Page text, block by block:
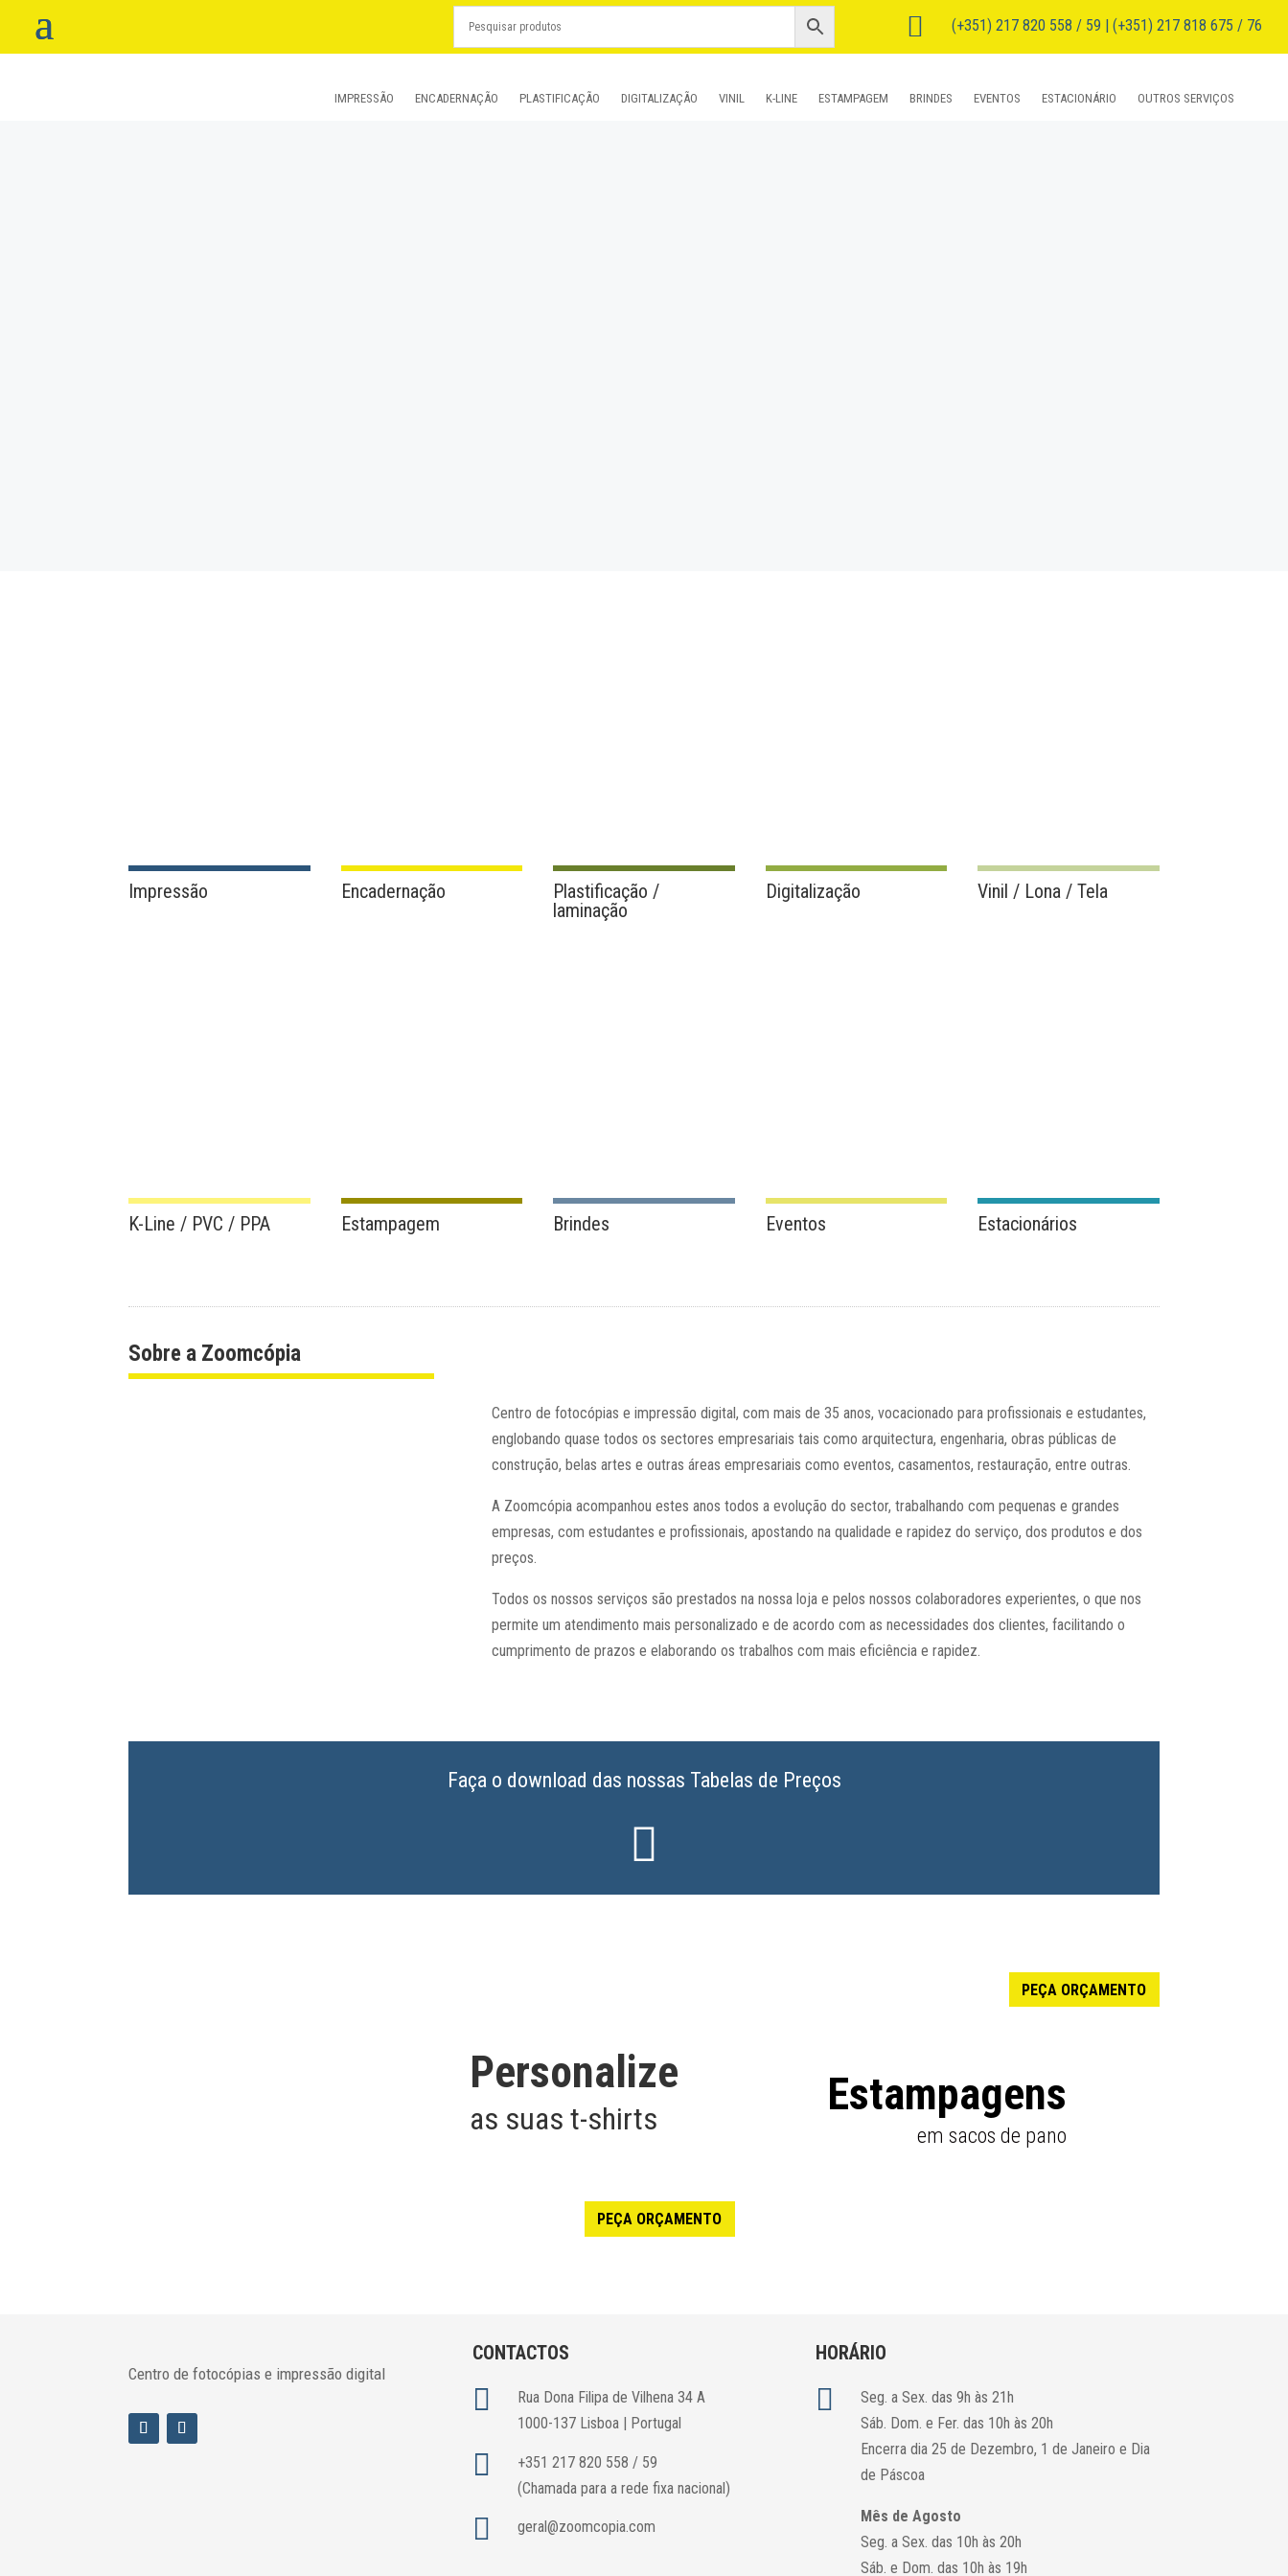
 (+351) 217 820 558 / 59 | (+351) 217 818 675 / 76
IMPRESSÃO ENCADERNAÇÃO PLASTIFICAÇÃO DIGITALIZAÇÃO VINIL K-LINE ESTAMPAGEM BRINDES EVENTOS ESTACIONÁRIO OUTROS SERVIÇOS
Impressão Encadernação
Plastificação /
laminação
Digitalização Vinil / Lona / Tela
K-Line / PVC / PPA Estampagem Brindes Eventos Estacionários
Sobre a Zoomcópia
Centro de fotocópias e impressão digital, com mais de 35 anos, vocacionado para profissionais e estudantes,
englobando quase todos os sectores empresariais tais como arquitectura, engenharia, obras públicas de
construção, belas artes e outras áreas empresariais como eventos, casamentos, restauração, entre outras.
A Zoomcópia acompanhou estes anos todos a evolução do sector, trabalhando com pequenas e grandes
empresas, com estudantes e profissionais, apostando na qualidade e rapidez do serviço, dos produtos e dos
preços.
Todos os nossos serviços são prestados na nossa loja e pelos nossos colaboradores experientes, o que nos
permite um atendimento mais personalizado e de acordo com as necessidades dos clientes, facilitando o
cumprimento de prazos e elaborando os trabalhos com mais eficiência e rapidez.
Faça o download das nossas Tabelas de Preços

Personalize
as suas t-shirts
PEÇA ORÇAMENTO
PEÇA ORÇAMENTO
Estampagens
em sacos de pano
Centro de fotocópias e impressão digital
CONTACTOS

Rua Dona Filipa de Vilhena 34 A
1000-137 Lisboa | Portugal

+351 217 820 558 / 59
(Chamada para a rede fixa nacional)
 geral@zoomcopia.com
HORÁRIO

Seg. a Sex. das 9h às 21h
Sáb. Dom. e Fer. das 10h às 20h
Encerra dia 25 de Dezembro, 1 de Janeiro e Dia
de Páscoa
Mês de Agosto
Seg. a Sex. das 10h às 20h
Sáb. e Dom. das 10h às 19h